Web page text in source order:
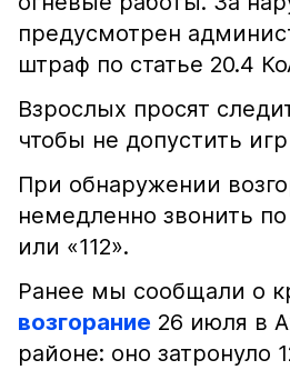
предусмотрен
штраф по статье 20.4
Взрослых просят
чтобы не допустить
При обнаружении
немедленно звонить
или «112».
Ранее мы сообщали о
возгорание 26 июля в
районе: оно затронуло